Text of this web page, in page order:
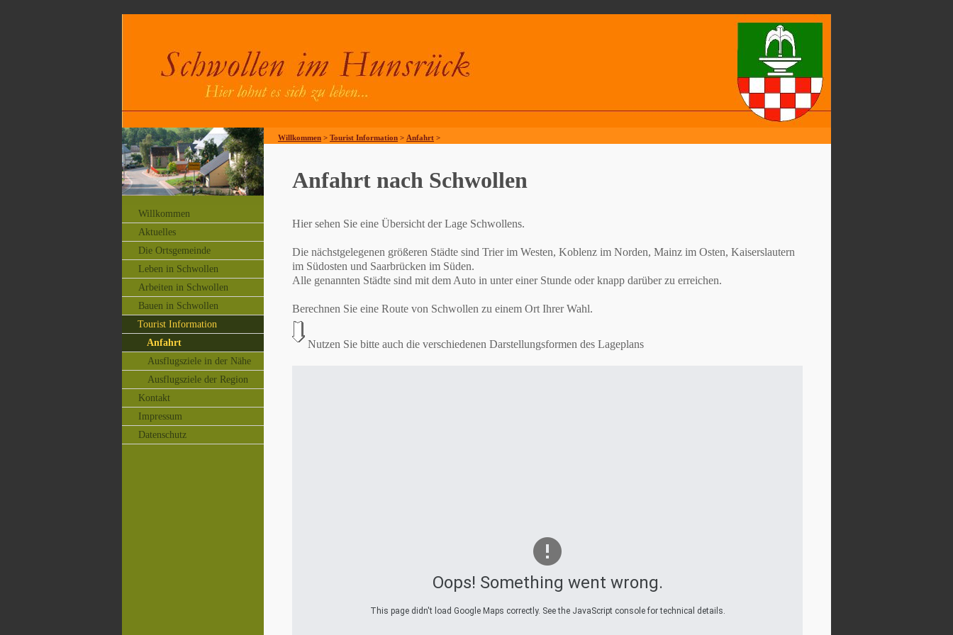
Willkommen
Aktuelles
Die Ortsgemeinde
Leben in Schwollen
Arbeiten in Schwollen
Bauen in Schwollen
Tourist Information
Anfahrt
Ausflugsziele in der Nähe
Ausflugsziele der Region
Kontakt
Impressum
Datenschutz
Willkommen > Tourist Information > Anfahrt >
Anfahrt nach Schwollen
Hier sehen Sie eine Übersicht der Lage Schwollens.
Die nächstgelegenen größeren Städte sind Trier im Westen, Koblenz im Norden, Mainz im Osten, Kaiserslautern
im Südosten und Saarbrücken im Süden.
Alle genannten Städte sind mit dem Auto in unter einer Stunde oder knapp darüber zu erreichen.
Berechnen Sie eine Route von Schwollen zu einem Ort Ihrer Wahl.
Nutzen Sie bitte auch die verschiedenen Darstellungsformen des Lageplans
Oops! Something went wrong.
This page didn't load Google Maps correctly. See the JavaScript console for technical details.